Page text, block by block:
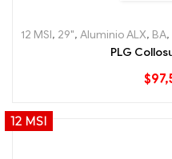
12 MSI, 29", Aluminio ALX, BA,
PLG
$
12 MSI